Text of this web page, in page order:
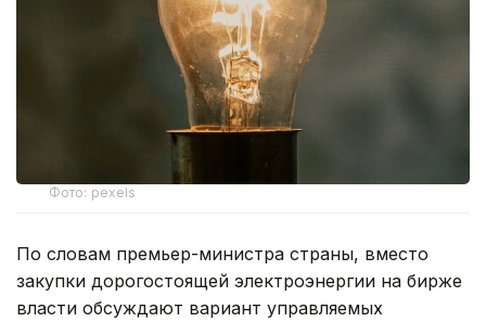
Фото: pexels
По словам премьер-министра страны, вместо
закупки дорогостоящей электроэнергии на бирже
власти обсуждают вариант управляемых